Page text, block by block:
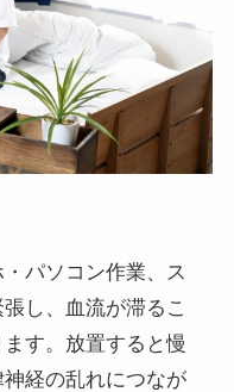
パソコン作業、ス
し、血流が滞るこ
す。放置すると慢
経の乱れにつなが